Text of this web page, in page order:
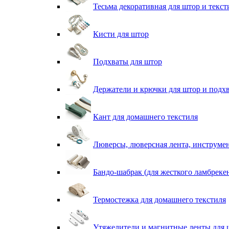
Тесьма декоративная для штор и
Кисти для штор
Подхваты для штор
Держатели и крючки для штор и
Кант для домашнего текстиля
Люверсы, люверсная лента,
Бандо-шабрак (для жесткого
Термостежка для домашнего текстиля
Утяжелители и магнитные ленты для